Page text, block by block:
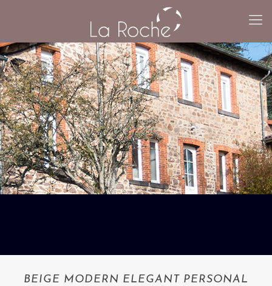
BEIGE MODERN ELEGANT PERSONAL